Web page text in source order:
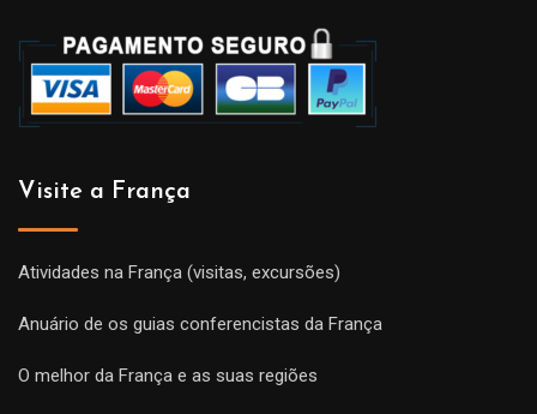
Visite a França
Atividades na França (visitas, excursões)
Anuário de os guias conferencistas da França
O melhor da França e as suas regiões